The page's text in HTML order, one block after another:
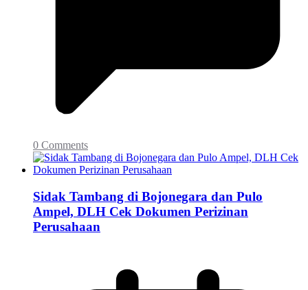
0 Comments
Sidak Tambang di Bojonegara dan Pulo
Ampel, DLH Cek Dokumen Perizinan
Perusahaan